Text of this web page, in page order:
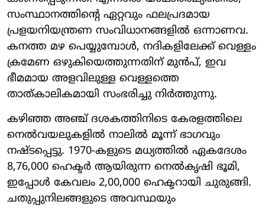
സംസ്ഥാനത്തിന്റെ ഏറ്റവും ഫലപ്രദമായ
പ്രളയനിയന്ത്രണ സംവിധാനങ്ങളിൽ ഒന്നാണവ.
കനത്ത മഴ പെയ്യുമ്പോൾ, നദികളിലേക്ക് വെള്ളം
ക്രമേണ ഒഴുകിയെത്തുന്നതിന് മുൻപ്, ഇവ
ഭീമമായ അളവിലുള്ള വെള്ളത്തെ
താത്കാലികമായി സംഭരിച്ചു നിർത്തുന്നു.
കഴിഞ്ഞ അഞ്ച് ദശകത്തിനിടെ കേരളത്തിലെ
നെൽവയലുകളിൽ നാലിൽ മൂന്ന് ഭാഗവും
നഷ്ടപ്പെട്ടു. 1970-കളുടെ മധ്യത്തിൽ ഏകദേശം
8,76,000 ഹെക്ടർ ആയിരുന്ന നെൽകൃഷി ഭൂമി,
ഇപ്പോൾ കേവലം 2,00,000 ഹെക്ടറായി ചുരുങ്ങി.
ചതുപ്പുനിലങ്ങളുടെ അവസ്ഥയും